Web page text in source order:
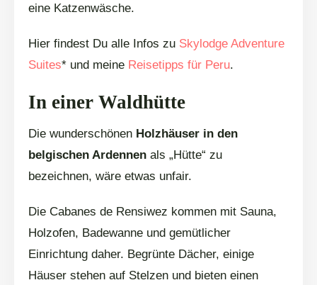
eine Katzenwäsche.
Hier findest Du alle Infos zu Skylodge Adventure
Suites* und meine Reisetipps für Peru.
In einer Waldhütte
Die wunderschönen Holzhäuser in den
belgischen Ardennen als „Hütte“ zu
bezeichnen, wäre etwas unfair.
Die Cabanes de Rensiwez kommen mit Sauna,
Holzofen, Badewanne und gemütlicher
Einrichtung daher. Begrünte Dächer, einige
Häuser stehen auf Stelzen und bieten einen